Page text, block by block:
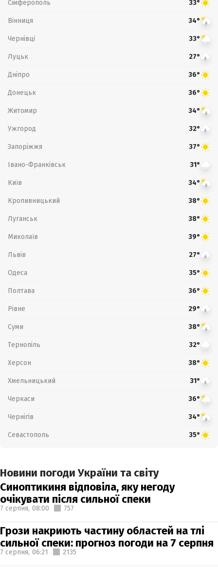
Сімферополь 33°
Вінниця 34°
Чернівці 33°
Луцьк 27°
Дніпро 36°
Донецьк 36°
Житомир 34°
Ужгород 32°
Запоріжжя 37°
Івано-Франківськ 31°
Київ 34°
Кропивницький 38°
Луганськ 38°
Миколаїв 39°
Львів 27°
Одеса 35°
Полтава 36°
Рівне 29°
Суми 38°
Тернопіль 32°
Херсон 38°
Хмельницький 31°
Черкаси 36°
Чернігів 34°
Севастополь 35°
Новини погоди України та світу
Синоптикиня відповіла, яку негоду
очікувати після сильної спеки
7 серпня, 08:00 757
Грози накриють частину областей на тлі
сильної спеки: прогноз погоди на 7 серпня
7 серпня, 06:21 2135